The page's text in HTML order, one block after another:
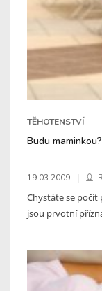
TĚHOTENSTVÍ
Budu maminkou?
19.03.2009
Chystáte se počít
jsou prvotní